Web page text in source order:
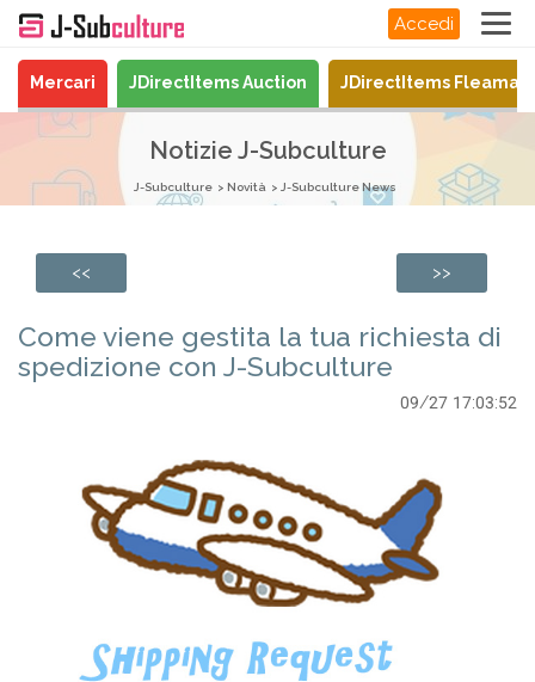
Accedi
Mercari JDirectItems Auction JDirectItems
Notizie J-Subculture
J-Subculture Novità J-Subculture News
<< >>
Come viene gestita la tua richiesta di
spedizione con J-Subculture
09/27 17:03:52